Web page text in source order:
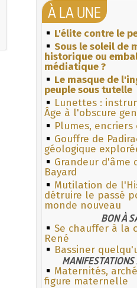
À LA UNE
L'élite contre le
Sous le soleil de
historique ou
médiatique ?
Le masque de
peuple sous tutelle
Lunettes :
Âge à l'obscure
Plumes,
Gouffre de
géologique
Grandeur d'âme
Bayard
Mutilation de
détruire le passé
monde nouveau
BON À
Se chauffer à la
René
Bassiner
Maternités,
figure maternelle